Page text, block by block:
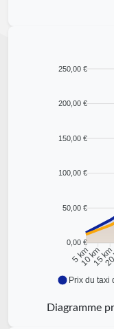
250,00 €
200,00 €
150,00 €
100,00 €
50,00 €
0,00 €
5 km
10 km15 km
Prix du taxi
Diagramme